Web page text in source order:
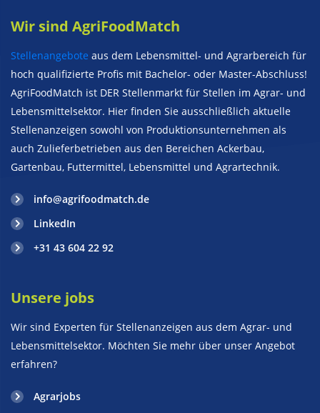
Wir sind AgriFoodMatch
Stellenangebote aus dem Lebensmittel- und Agrarbereich für
hoch qualifizierte Profis mit Bachelor- oder Master-Abschluss!
AgriFoodMatch ist DER Stellenmarkt für Stellen im Agrar- und
Lebensmittelsektor. Hier finden Sie ausschließlich aktuelle
Stellenanzeigen sowohl von Produktionsunternehmen als
auch Zulieferbetrieben aus den Bereichen Ackerbau,
Gartenbau, Futtermittel, Lebensmittel und Agrartechnik.
info@agrifoodmatch.de
LinkedIn
+31 43 604 22 92
Unsere jobs
Wir sind Experten für Stellenanzeigen aus dem Agrar- und
Lebensmittelsektor. Möchten Sie mehr über unser Angebot
erfahren?
Agrarjobs